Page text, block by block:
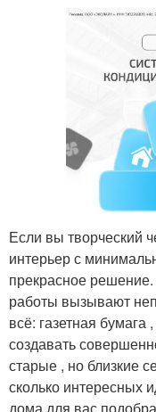
Если вы творческий
интерьер с
прекрасное
работы вызывают
всё: газетная
создавать
старые , но близкие
сколько интересных
дома для вас